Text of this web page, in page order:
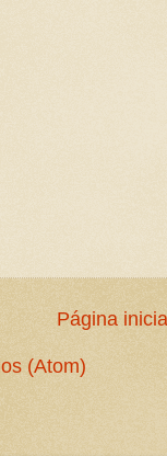
Página
(Atom)